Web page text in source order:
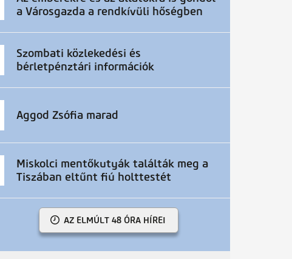
a Városgazda a rendkívüli hőségben
Szombati közlekedési és
bérletpénztári információk
Aggod Zsófia marad
Miskolci mentőkutyák találták meg a
Tiszában eltűnt fiú holttestét
AZ ELMÚLT 48 ÓRA HÍREI